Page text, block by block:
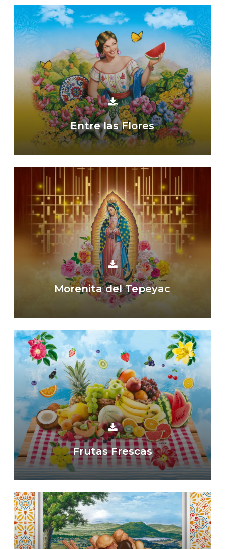
Entre las Flores
Morenita del Tepeyac
Frutas Frescas